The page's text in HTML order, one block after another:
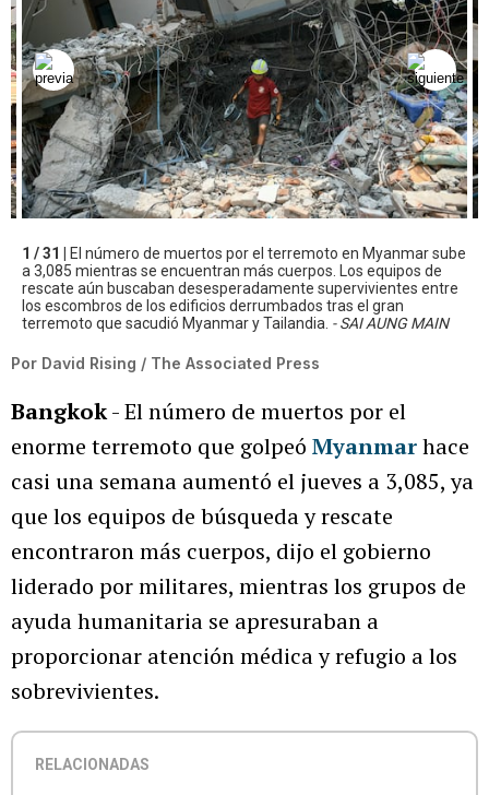
1 / 31 |
El número de muertos por el terremoto en Myanmar sube
a 3,085 mientras se encuentran más cuerpos. Los equipos de
rescate aún buscaban desesperadamente supervivientes entre
los escombros de los edificios derrumbados tras el gran
terremoto que sacudió Myanmar y Tailandia. - SAI AUNG MAIN
Por David Rising / The Associated Press
Bangkok- El número de muertos por el
enorme terremoto que golpeó Myanmarhace
casi una semana aumentó el jueves a 3,085, ya
que los equipos de búsqueda y rescate
encontraron más cuerpos, dijo el gobierno
liderado por militares, mientras los grupos de
ayuda humanitaria se apresuraban a
proporcionar atención médica y refugio a los
sobrevivientes.
RELACIONADAS